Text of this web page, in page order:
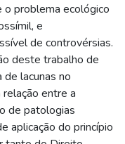
o problema ecológico
e
de controvérsias.
deste trabalho de
lacunas no
entre a
de patologias
aplicação do princípio